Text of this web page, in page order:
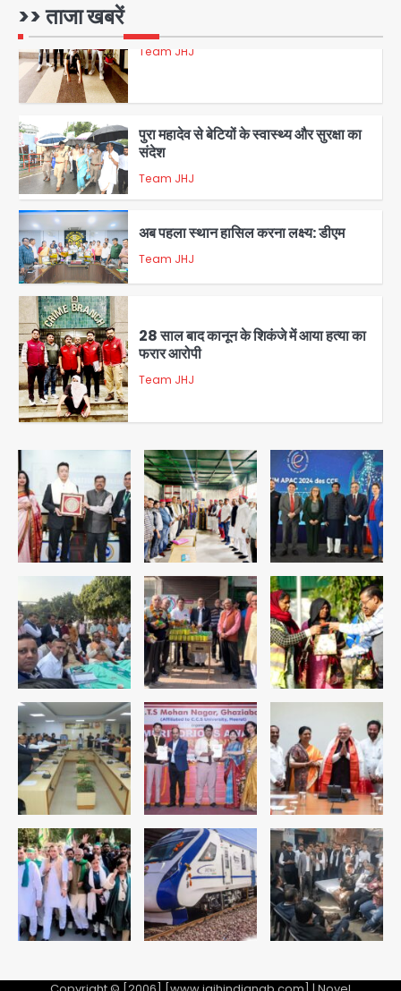
>> ताजा खबरें
5
Team JHJ
1
पुरा महादेव से बेटियों के स्वास्थ्य और सुरक्षा का
संदेश
Team JHJ
2
अब पहला स्थान हासिल करना लक्ष्य: डीएम
Team JHJ
3
28 साल बाद कानून के शिकंजे में आया हत्या का
फरार आरोपी
Team JHJ
डबल मर्डर का मुख्य साजिशकर्ता क्राइम ब्रांच
के हत्थे
Team JHJ
5
रोहित चौधरी गैंग का कुख्यात बदमाश राजस्थान
से गिरफ्तार
Team JHJ
1
पुरा महादेव से बेटियों के स्वास्थ्य और सुरक्षा का
संदेश
Team JHJ
2
अब पहला स्थान हासिल करना लक्ष्य: डीएम
Team JHJ